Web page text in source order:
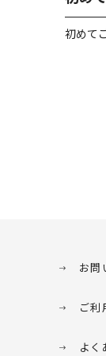
初めて
お問
ご利
よく